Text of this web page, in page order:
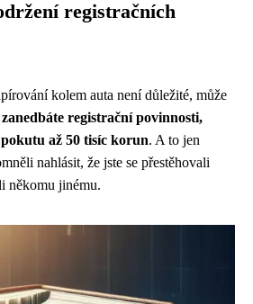
registračních
kolem auta není důležité, může
registrační povinnosti,
až 50 tisíc korun. A to jen
nahlásit, že jste se přestěhovali
někomu jinému.